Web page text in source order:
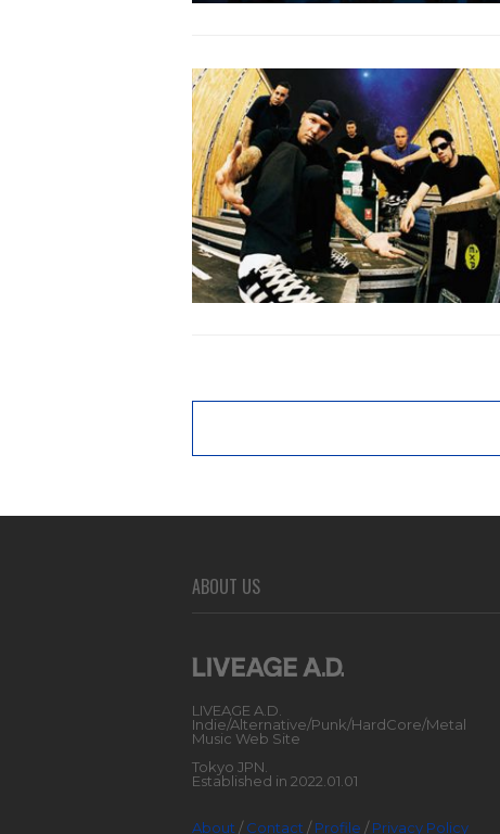
ABOUT US
LIVEAGE A.D.
Indie/Alternative/Punk/HardCore/Metal
Music Web Site
Tokyo JPN.
Established in 2022.01.01
About /Contact /Profile /Privacy Policy